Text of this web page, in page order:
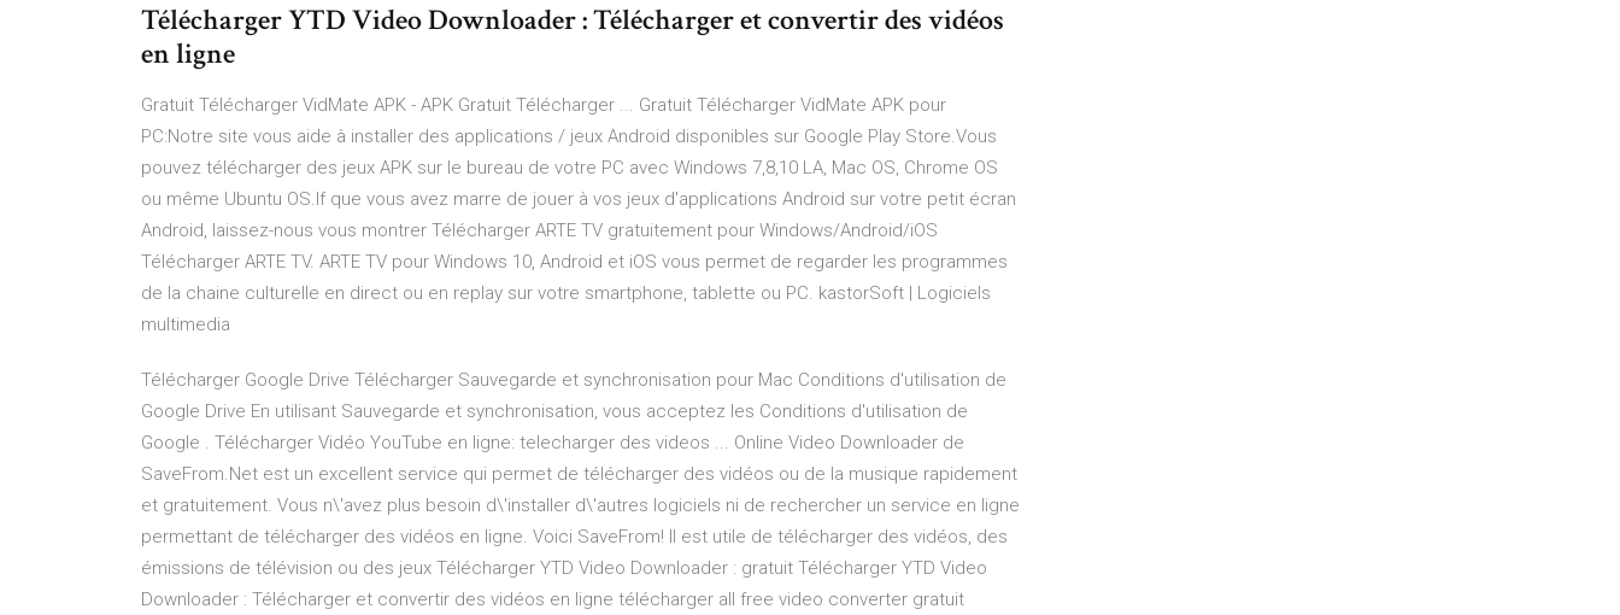
Télécharger YTD Video Downloader : Télécharger et convertir des vidéos
en ligne
Gratuit Télécharger VidMate APK - APK Gratuit Télécharger ... Gratuit Télécharger VidMate APK pour
PC:Notre site vous aide à installer des applications / jeux Android disponibles sur Google Play Store.Vous
pouvez télécharger des jeux APK sur le bureau de votre PC avec Windows 7,8,10 LA, Mac OS, Chrome OS
ou même Ubuntu OS.If que vous avez marre de jouer à vos jeux d'applications Android sur votre petit écran
Android, laissez-nous vous montrer Télécharger ARTE TV gratuitement pour Windows/Android/iOS
Télécharger ARTE TV. ARTE TV pour Windows 10, Android et iOS vous permet de regarder les programmes
de la chaine culturelle en direct ou en replay sur votre smartphone, tablette ou PC. kastorSoft | Logiciels
multimedia
Télécharger Google Drive Télécharger Sauvegarde et synchronisation pour Mac Conditions d'utilisation de
Google Drive En utilisant Sauvegarde et synchronisation, vous acceptez les Conditions d'utilisation de
Google . Télécharger Vidéo YouTube en ligne: telecharger des videos ... Online Video Downloader de
SaveFrom.Net est un excellent service qui permet de télécharger des vidéos ou de la musique rapidement
et gratuitement. Vous n\'avez plus besoin d\'installer d\'autres logiciels ni de rechercher un service en ligne
permettant de télécharger des vidéos en ligne. Voici SaveFrom! Il est utile de télécharger des vidéos, des
émissions de télévision ou des jeux Télécharger YTD Video Downloader : gratuit Télécharger YTD Video
Downloader : Télécharger et convertir des vidéos en ligne télécharger all free video converter gratuit